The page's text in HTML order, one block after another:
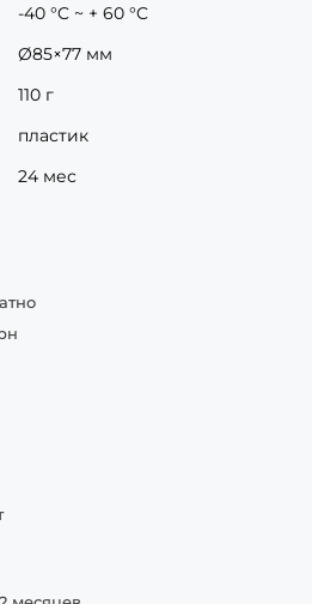
-40 °C ~ + 60 °C
Ø85×77 мм
110 г
пластик
24 мес